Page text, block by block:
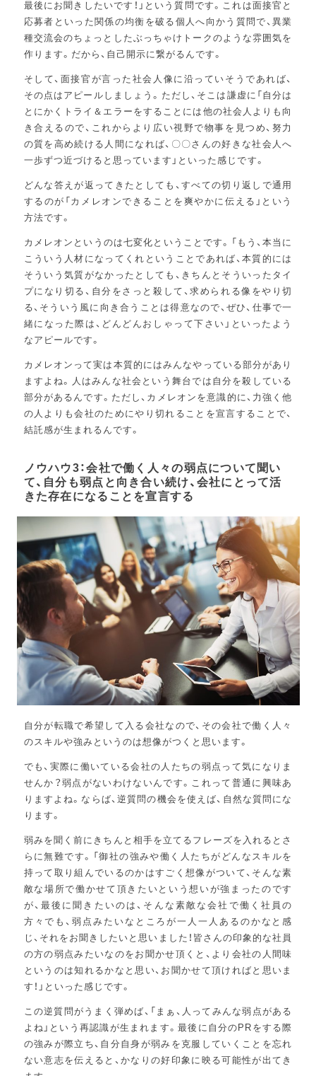
最後にお聞きしたいです！」という質問です。これは面接官と
応募者といった関係の均衡を破る個人へ向かう質問で、異業
種交流会のちょっとしたぶっちゃけトークのような雰囲気を
作ります。だから、自己開示に繋がるんです。
そして、面接官が言った社会人像に沿っていそうであれば、
その点はアピールしましょう。ただし、そこは謙虚に「自分は
とにかくトライ＆エラーをすることには他の社会人よりも向
き合えるので、これからより広い視野で物事を見つめ、努力
の質を高め続ける人間になれば、〇〇さんの好きな社会人へ
一歩ずつ近づけると思っています」といった感じです。
どんな答えが返ってきたとしても、すべての切り返しで通用
するのが「カメレオンできることを爽やかに伝える」という
方法です。
カメレオンというのは七変化ということです。「もう、本当に
こういう人材になってくれということであれば、本質的には
そういう気質がなかったとしても、きちんとそういったタイ
プになり切る、自分をさっと殺して、求められる像をやり切
る、そういう風に向き合うことは得意なので、ぜひ、仕事で一
緒になった際は、どんどんおしゃって下さい」といったよう
なアピールです。
カメレオンって実は本質的にはみんなやっている部分があり
ますよね。人はみんな社会という舞台では自分を殺している
部分があるんです。ただし、カメレオンを意識的に、力強く他
の人よりも会社のためにやり切れることを宣言することで、
結託感が生まれるんです。
ノウハウ3：会社で働く人々の弱点について聞い
て、自分も弱点と向き合い続け、会社にとって活
きた存在になることを宣言する
自分が転職で希望して入る会社なので、その会社で働く人々
のスキルや強みというのは想像がつくと思います。
でも、実際に働いている会社の人たちの弱点って気になりま
せんか？弱点がないわけないんです。これって普通に興味あ
りますよね。ならば、逆質問の機会を使えば、自然な質問にな
ります。
弱みを聞く前にきちんと相手を立てるフレーズを入れるとさ
らに無難です。「御社の強みや働く人たちがどんなスキルを
持って取り組んでいるのかはすごく想像がついて、そんな素
敵な場所で働かせて頂きたいという想いが強まったのです
が、最後に聞きたいのは、そんな素敵な会社で働く社員の
方々でも、弱点みたいなところが一人一人あるのかなと感
じ、それをお聞きしたいと思いました！皆さんの印象的な社員
の方の弱点みたいなのをお聞かせ頂くと、より会社の人間味
というのは知れるかなと思い、お聞かせて頂ければと思いま
す！」といった感じです。
この逆質問がうまく弾めば、「まぁ、人ってみんな弱点がある
よね」という再認識が生まれます。最後に自分のPRをする際
の強みが際立ち、自分自身が弱みを克服していくことを忘れ
ない意志を伝えると、かなりの好印象に映る可能性が出てき